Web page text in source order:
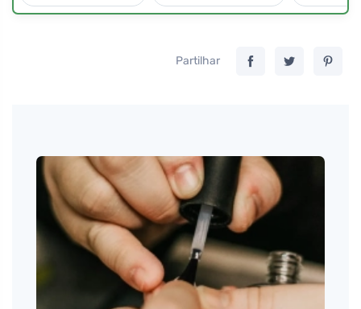
Partilhar